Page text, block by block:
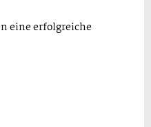
eine erfolgreiche